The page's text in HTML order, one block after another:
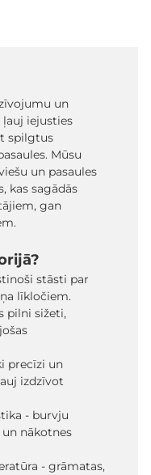
un
ļauj iejusties
spilgtus
Mūsu
un pasaules
kas sagādās
gan
stāsti par
līkločiem.
pilni sižeti,
precīzi un
izdzīvot
- burvju
nākotnes
- grāmatas,